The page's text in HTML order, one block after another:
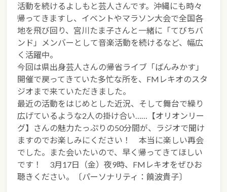
活動を続けるよしもと芸人さんです。沖縄にも時々
帰ってきますし、イベントやマラソン大会で全国各
地を飛び回り、宮川たま子さんと一緒に「てびちバ
ンド」メンバーとして音楽活動を続けるなど、幅広
く活躍中。
今回は県出身芸人さんの帰省ライブ「ばんみかす」
開催で戻ってきていた多忙な所を、FMレキオのスタ
ジオまで来ていただきました。
最近の活動をはじめとした近況、そして舞台で繰り
広げているような2人の掛け合い……【オリオンリー
グ】さんの魅力たっぷりの50分間が、ラジオで聞け
ますのでお楽しみにください！ 本当に楽しい再会
でした。また会いたいので、早く帰ってきてほしい
です！ 3月17日（金）夜9時、FMレキオをぜひお
聴きください。〔パーソナリティ：饒波貴子〕